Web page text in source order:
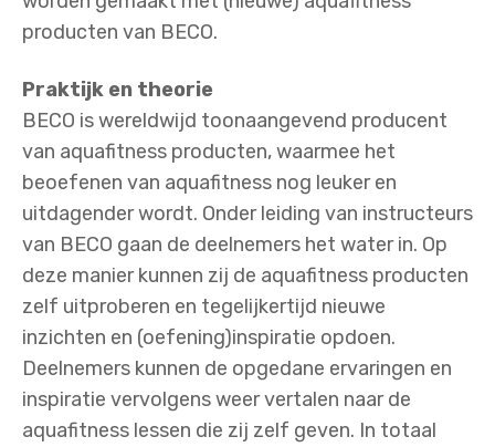
producten van BECO.
Praktijk en theorie
BECO is wereldwijd toonaangevend producent
van aquafitness producten, waarmee het
beoefenen van aquafitness nog leuker en
uitdagender wordt. Onder leiding van instructeurs
van BECO gaan de deelnemers het water in. Op
deze manier kunnen zij de aquafitness producten
zelf uitproberen en tegelijkertijd nieuwe
inzichten en (oefening)inspiratie opdoen.
Deelnemers kunnen de opgedane ervaringen en
inspiratie vervolgens weer vertalen naar de
aquafitness lessen die zij zelf geven. In totaal